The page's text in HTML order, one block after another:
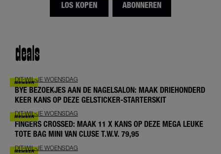
LOS KOPEN ABONNEREN
deals
DIT-WIL-JE WOENSDAG
BYE BEZOEKJES AAN DE NAGELSALON: MAAK DRIEHONDERD
KEER KANS OP DEZE GELSTICKER-STARTERSKIT
DIT-WIL-JE WOENSDAG
FINGERS CROSSED: MAAK 11 X KANS OP DEZE MEGA LEUKE
TOTE BAG MINI VAN CLUSE T.W.V. 79,95
DIT-WIL-JE WOENSDAG